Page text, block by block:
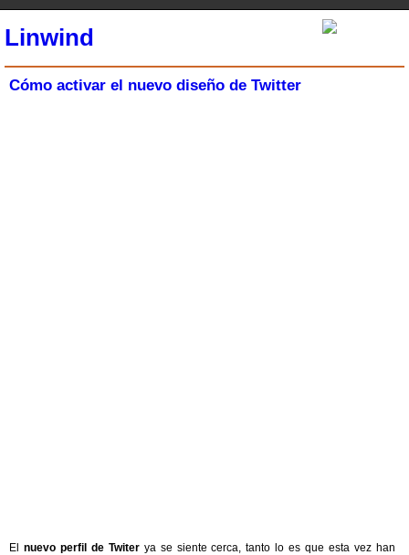
Linwind
Cómo activar el nuevo diseño de Twitter
El nuevo perfil de Twiterya se siente cerca, tanto lo es que esta vez han